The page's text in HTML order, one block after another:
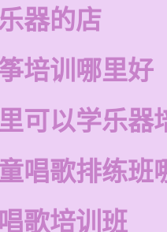
器的店
培训哪里好
可以学乐器
唱歌排练班
歌培训班